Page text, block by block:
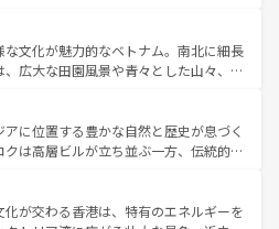
スイーツなど、バラエティ豊かな料理
える。 なお、新着の台湾情報は コンテンツ一覧を参
せば四季折々の自然美を楽しむことが
キムチや焼肉、絶品のストリートフード
韓国料理が待っている。夜には、韓国な
ら、韓国の多彩な魅力を心ゆくまで味
わってみてほしい。 なお、新着の韓国情報はコンテンツ一
い。
な文化が魅力的なベトナム。南北に細長
、広大な田園風景や青々とした山々、世
統が息づく。ハノイの古い町並みやホ
ス統治時代の建物も、独特の雰囲気を
また、バラエティの豊かさとおいしさで
ンミー、ベトナムコーヒーなどは、ぜ
い。どの地域を訪れてもあたたかい人々
に位置する豊かな自然と歴史が息づく
クは高層ビルが立ち並ぶ一方、伝統的な
る。北部ではチェンマイなどの山岳地
い、南部ではプーケットやクラビの美し
化が交わる香港は、特有のエネルギーを